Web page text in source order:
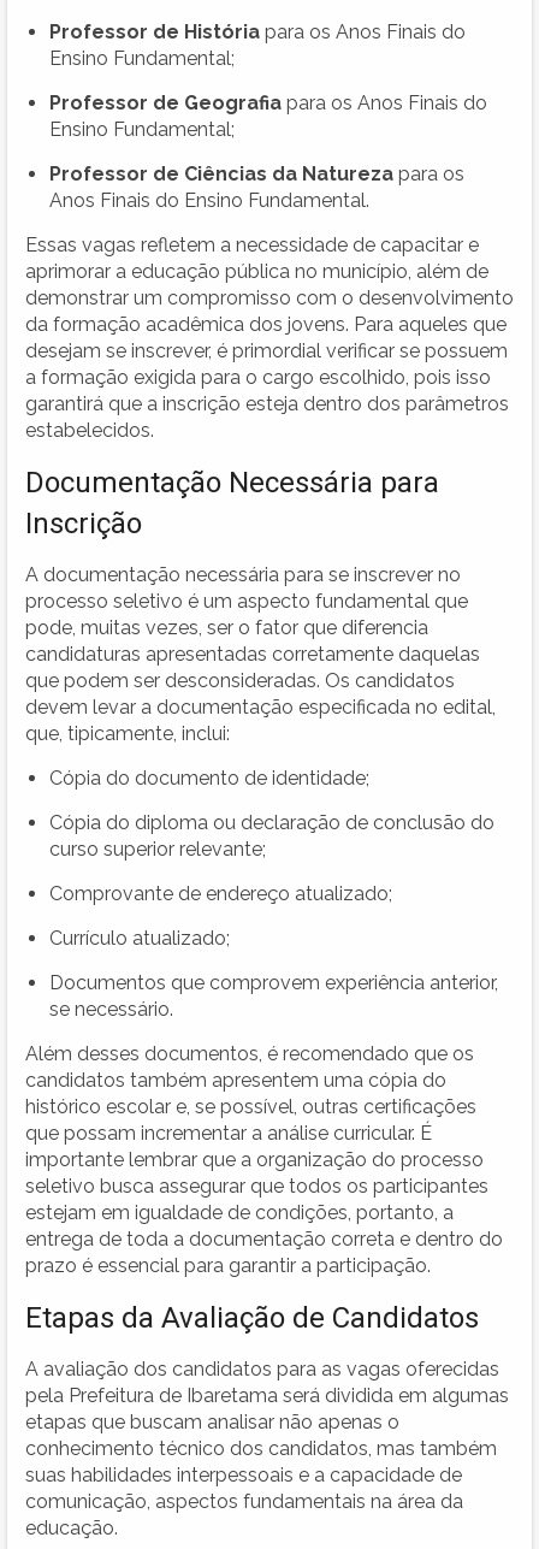
Professor de História para os Anos Finais do
Ensino Fundamental;
Professor de Geografia para os Anos Finais do
Ensino Fundamental;
Professor de Ciências da Natureza para os
Anos Finais do Ensino Fundamental.
Essas vagas refletem a necessidade de capacitar e
aprimorar a educação pública no município, além de
demonstrar um compromisso com o desenvolvimento
da formação acadêmica dos jovens. Para aqueles que
desejam se inscrever, é primordial verificar se possuem
a formação exigida para o cargo escolhido, pois isso
garantirá que a inscrição esteja dentro dos parâmetros
estabelecidos.
Documentação Necessária para
Inscrição
A documentação necessária para se inscrever no
processo seletivo é um aspecto fundamental que
pode, muitas vezes, ser o fator que diferencia
candidaturas apresentadas corretamente daquelas
que podem ser desconsideradas. Os candidatos
devem levar a documentação especificada no edital,
que, tipicamente, inclui:
Cópia do documento de identidade;
Cópia do diploma ou declaração de conclusão do
curso superior relevante;
Comprovante de endereço atualizado;
Currículo atualizado;
Documentos que comprovem experiência anterior,
se necessário.
Além desses documentos, é recomendado que os
candidatos também apresentem uma cópia do
histórico escolar e, se possível, outras certificações
que possam incrementar a análise curricular. É
importante lembrar que a organização do processo
seletivo busca assegurar que todos os participantes
estejam em igualdade de condições, portanto, a
entrega de toda a documentação correta e dentro do
prazo é essencial para garantir a participação.
Etapas da Avaliação de Candidatos
A avaliação dos candidatos para as vagas oferecidas
pela Prefeitura de Ibaretama será dividida em algumas
etapas que buscam analisar não apenas o
conhecimento técnico dos candidatos, mas também
suas habilidades interpessoais e a capacidade de
comunicação, aspectos fundamentais na área da
educação.